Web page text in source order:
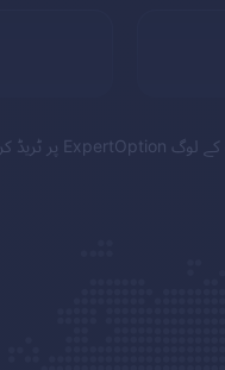
ExpertOption پر ٹریڈ